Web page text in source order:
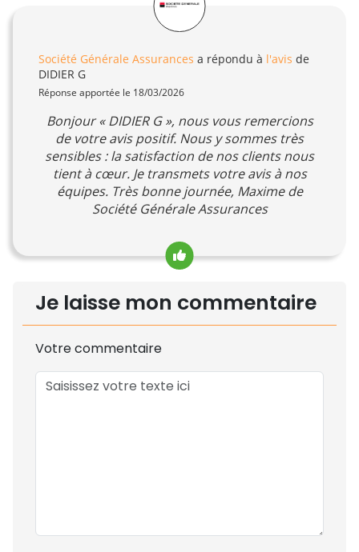
Société Générale Assurances a répondu à l'avis de
DIDIER G
Réponse apportée le 18/03/2026
Bonjour « DIDIER G », nous vous remercions
de votre avis positif. Nous y sommes très
sensibles : la satisfaction de nos clients nous
tient à cœur. Je transmets votre avis à nos
équipes. Très bonne journée, Maxime de
Société Générale Assurances
Je laisse mon commentaire
Votre commentaire